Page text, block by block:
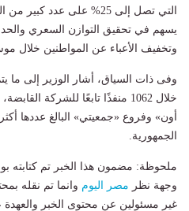
التي تصل إلى 25% على عدد
يسهم في تحقيق التوازن السعري
وتخفيف الأعباء عن المواطنين خلال
وفى ذات السياق، أشار الوزير إلى ما
خلال 1062 منفذًا تابعًا للشركة
الجمهورية.
ملحوظة: مضمون هذا الخبر تم كتابته
وجهة نظر مصر اليوم وانما تم نقله
غير مسئولين عن محتوى الخبر